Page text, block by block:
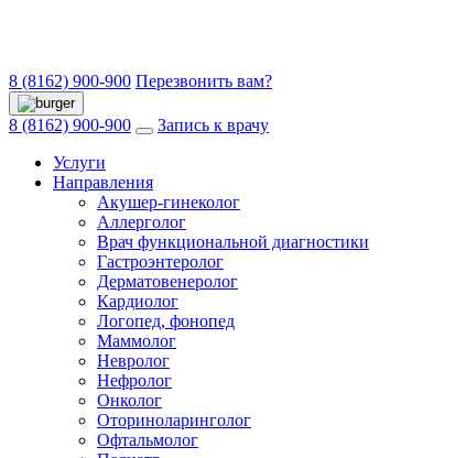
8 (8162) 900-900 Перезвонить вам?
8 (8162) 900-900
Запись к врачу
Услуги
Направления
Акушер-гинеколог
Аллерголог
Врач функциональной диагностики
Гастроэнтеролог
Дерматовенеролог
Кардиолог
Логопед, фонопед
Маммолог
Невролог
Нефролог
Онколог
Оториноларинголог
Офтальмолог